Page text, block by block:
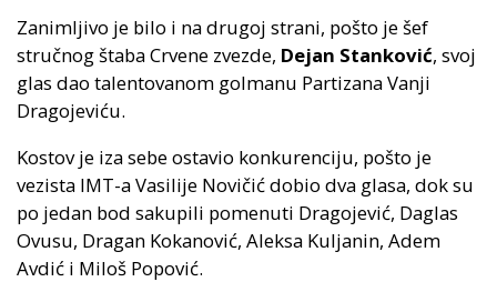
Zanimljivo je bilo i na drugoj strani, pošto je šef
stručnog štaba Crvene zvezde, Dejan Stanković, svoj
glas dao talentovanom golmanu Partizana Vanji
Dragojeviću.
Kostov je iza sebe ostavio konkurenciju, pošto je
vezista IMT-a Vasilije Novičić dobio dva glasa, dok su
po jedan bod sakupili pomenuti Dragojević, Daglas
Ovusu, Dragan Kokanović, Aleksa Kuljanin, Adem
Avdić i Miloš Popović.